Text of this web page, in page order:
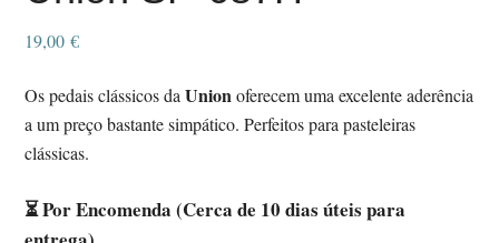
19,00€
Os pedais clássicos daUnionoferecem uma excelente aderência
a um preço bastante simpático. Perfeitos para pasteleiras
clássicas.
⏳ Por Encomenda (Cerca de 10 dias úteis para